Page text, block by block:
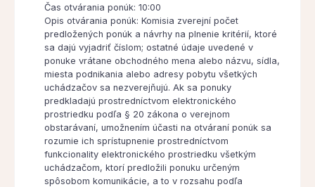
Čas otvárania ponúk: 10:00
Opis otvárania ponúk: Komisia zverejní počet
predložených ponúk a návrhy na plnenie kritérií, ktoré
sa dajú vyjadriť číslom; ostatné údaje uvedené v
ponuke vrátane obchodného mena alebo názvu, sídla,
miesta podnikania alebo adresy pobytu všetkých
uchádzačov sa nezverejňujú. Ak sa ponuky
predkladajú prostredníctvom elektronického
prostriedku podľa § 20 zákona o verejnom
obstarávaní, umožnením účasti na otváraní ponúk sa
rozumie ich sprístupnenie prostredníctvom
funkcionality elektronického prostriedku všetkým
uchádzačom, ktorí predložili ponuku určeným
spôsobom komunikácie, a to v rozsahu podľa